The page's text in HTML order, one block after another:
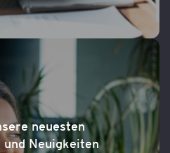
neuesten
Neuigkeiten